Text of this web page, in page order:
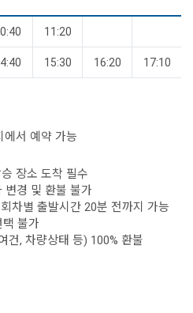
11:20
15:30 16:20 17:10
에서 예약 가능
장소 도착 필수
변경 및 환불 불가
차별 출발시간 20분 전까지 가능
택 불가
건, 차량상태 등) 100% 환불